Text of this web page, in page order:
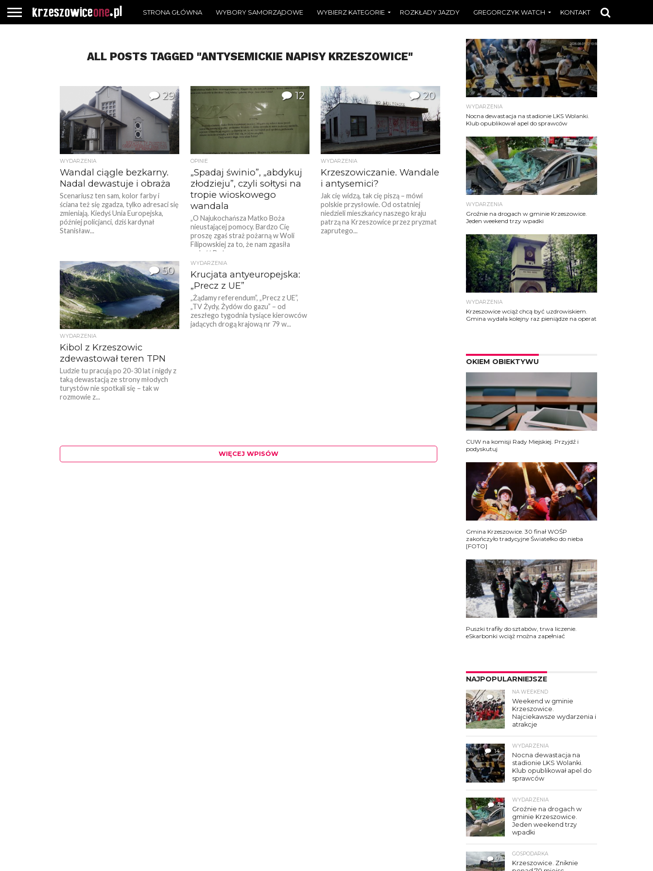
STRONA GŁÓWNA WYBORY SAMORZĄDOWE WYBIERZ KATEGORIE ROZKŁADY JAZDY GREGORCZYK WATCH KONTAKT
ALL POSTS TAGGED "ANTYSEMICKIE NAPISY KRZESZOWICE"
29
WYDARZENIA
Wandal ciągle bezkarny.
Nadal dewastuje i obraża
Scenariusz ten sam, kolor farby i
ściana też się zgadza, tylko adresaci się
zmieniają. Kiedyś Unia Europejska,
później policjanci, dziś kardynał
Stanisław...
12
OPINIE
„Spadaj świnio”, „abdykuj
złodzieju”, czyli sołtysi na
tropie wioskowego
wandala
„O Najukochańsza Matko Boża
nieustającej pomocy. Bardzo Cię
proszę zgaś straż pożarną w Woli
Filipowskiej za to, że nam zgasiła
radość Bożego...
20
WYDARZENIA
Krzeszowiczanie. Wandale
i antysemici?
Jak cię widzą, tak cię piszą – mówi
polskie przysłowie. Od ostatniej
niedzieli mieszkańcy naszego kraju
patrzą na Krzeszowice przez pryzmat
zaprutego...
50
WYDARZENIA
Kibol z Krzeszowic
zdewastował teren TPN
Ludzie tu pracują po 20-30 lat i nigdy z
taką dewastacją ze strony młodych
turystów nie spotkali się – tak w
rozmowie z...
WYDARZENIA
Krucjata antyeuropejska:
„Precz z UE”
„Żądamy referendum”, „Precz z UE”,
„TV Żydy, Żydów do gazu” – od
zeszłego tygodnia tysiące kierowców
jadących drogą krajową nr 79 w...
WIĘCEJ WPISÓW
WYDARZENIA
Nocna dewastacja na stadionie LKS Wolanki.
Klub opublikował apel do sprawców
WYDARZENIA
Groźnie na drogach w gminie Krzeszowice.
Jeden weekend trzy wpadki
WYDARZENIA
Krzeszowice wciąż chcą być uzdrowiskiem.
Gmina wydała kolejny raz pieniądze na operat
OKIEM OBIEKTYWU
CUW na komisji Rady Miejskiej. Przyjdź i
podyskutuj
Gmina Krzeszowice. 30 finał WOŚP
zakończyło tradycyjne Światełko do nieba
[FOTO]
Puszki trafiły do sztabów, trwa liczenie.
eSkarbonki wciąż można zapełniać
NAJPOPULARNIEJSZE
4
NA WEEKEND
Weekend w gminie
Krzeszowice.
Najciekawsze wydarzenia i
atrakcje
14
WYDARZENIA
Nocna dewastacja na
stadionie LKS Wolanki.
Klub opublikował apel do
sprawców
3
WYDARZENIA
Groźnie na drogach w
gminie Krzeszowice.
Jeden weekend trzy
wpadki
7
GOSPODARKA
Krzeszowice. Zniknie